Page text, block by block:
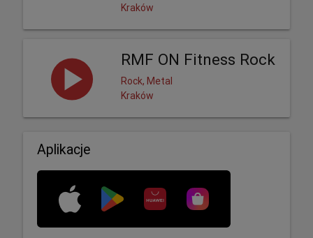
Kraków
RMF ON Fitness Rock
Rock, Metal
Kraków
Aplikacje